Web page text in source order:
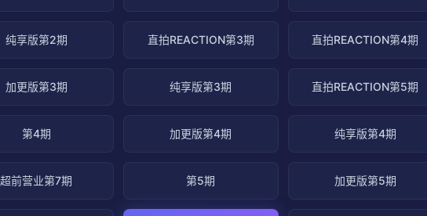
纯享版第2期 直拍REACTION第3期 直拍REACTION第4期
加更版第3期 纯享版第3期 直拍REACTION第5期
第4期 加更版第4期 纯享版第4期
超前营业第7期 第5期 加更版第5期